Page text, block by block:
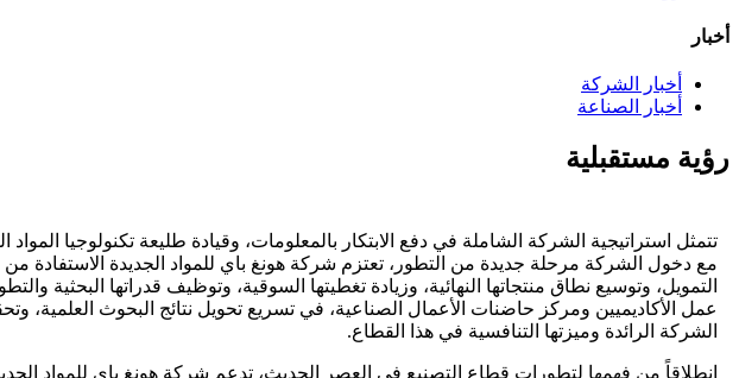
أخبار
أخبار الشركة
أخبار الصناعة
رؤية مستقبلية
تتمثل استراتيجية الشركة الشاملة في دفع الابتكار بالمعلومات، وقيادة طليعة تكنولوجيا
مع دخول الشركة مرحلة جديدة من التطور، تعتزم شركة هونغ باي للمواد الجديدة الاستفادة
التمويل، وتوسيع نطاق منتجاتها النهائية، وزيادة تغطيتها السوقية، وتوظيف قدراتها
عمل الأكاديميين ومركز حاضنات الأعمال الصناعية، في تسريع تحويل نتائج البحوث العلمية،
الشركة الرائدة وميزتها التنافسية في هذا القطاع.
انطلاقاً من فهمها لتطورات قطاع التصنيع في العصر الحديث، تدعم شركة هونغ باي للمواد